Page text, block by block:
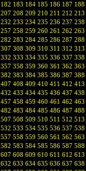
182 183 184 185 186 187 188
207 208 209 210 211 212 213
232 233 234 235 236 237 238
257 258 259 260 261 262 263
282 283 284 285 286 287 288
307 308 309 310 311 312 313
332 333 334 335 336 337 338
357 358 359 360 361 362 363
382 383 384 385 386 387 388
407 408 409 410 411 412 413
432 433 434 435 436 437 438
457 458 459 460 461 462 463
482 483 484 485 486 487 488
507 508 509 510 511 512 513
532 533 534 535 536 537 538
557 558 559 560 561 562 563
582 583 584 585 586 587 588
607 608 609 610 611 612 613
632 633 634 635 636 637 638